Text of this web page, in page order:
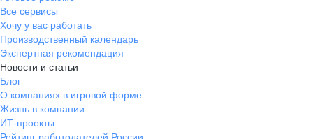
Все сервисы
Хочу у вас работать
Производственный календарь
Экспертная рекомендация
Новости и статьи
Блог
О компаниях в игровой форме
Жизнь в компании
ИТ-проекты